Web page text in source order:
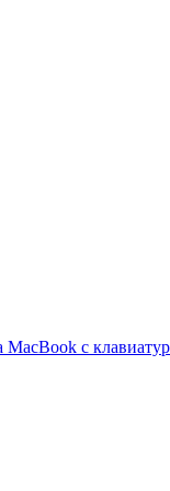
MacBook с